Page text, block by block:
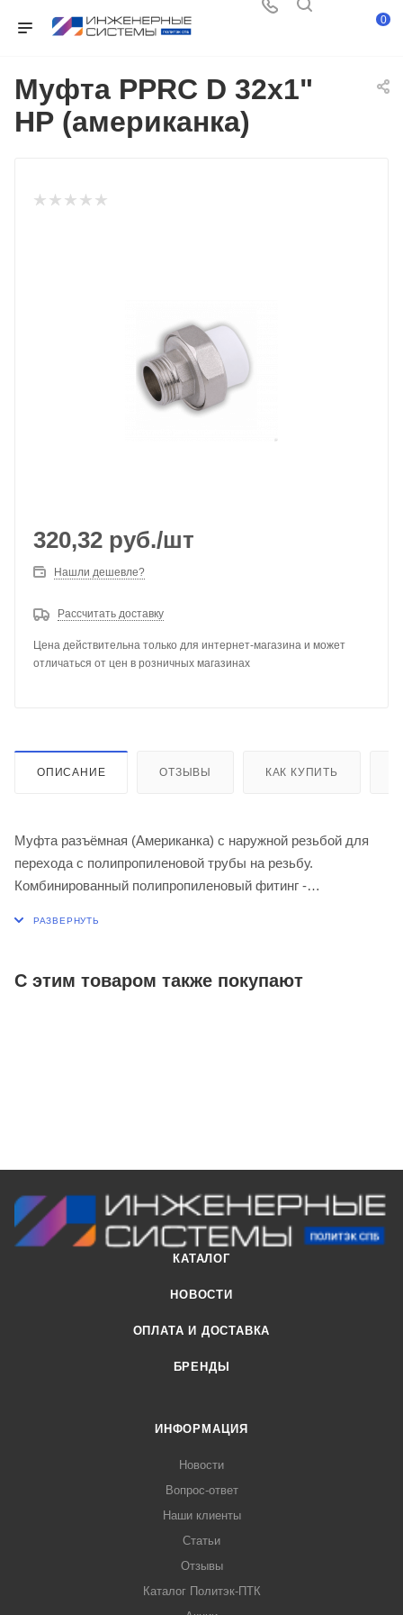
0
Муфта PPRC D 32х1"
НР (американка)
320,32 руб./шт
Нашли дешевле?
Рассчитать доставку
Цена действительна только для интернет-магазина и может
отличаться от цен в розничных магазинах
ОПИСАНИЕ ОТЗЫВЫ КАК КУПИТЬ
Муфта разъёмная (Американка) с наружной резьбой для
перехода с полипропиленовой трубы на резьбу.
Комбинированный полипропиленовый фитинг -
- методом литья под давлением.
С этим товаром также покупают
КАТАЛОГ
НОВОСТИ
ОПЛАТА И ДОСТАВКА
БРЕНДЫ
ИНФОРМАЦИЯ
Новости
Вопрос-ответ
Наши клиенты
Статьи
Отзывы
Каталог Политэк-ПТК